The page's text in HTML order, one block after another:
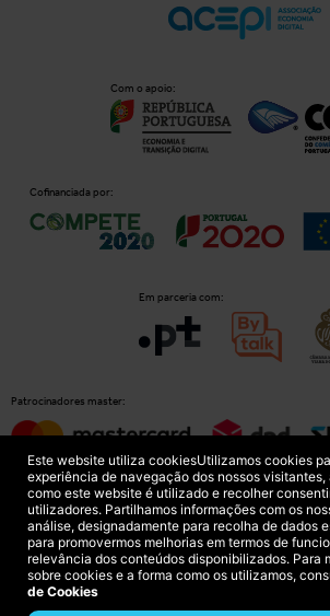
Com o apoio:
Cofinanciada por:
Em parceria com:
Patrocinadores master:
Patrocinadores principais:
Este website utiliza cookiesUtilizamos cookies
experiência de navegação dos nossos visitantes,
como este website é utilizado e recolher
utilizadores. Partilhamos informações com os
análise, designadamente para recolha de dados
para promovermos melhorias em termos de
relevância dos conteúdos disponibilizados. Para
sobre cookies e a forma como os utilizamos,
de Cookies